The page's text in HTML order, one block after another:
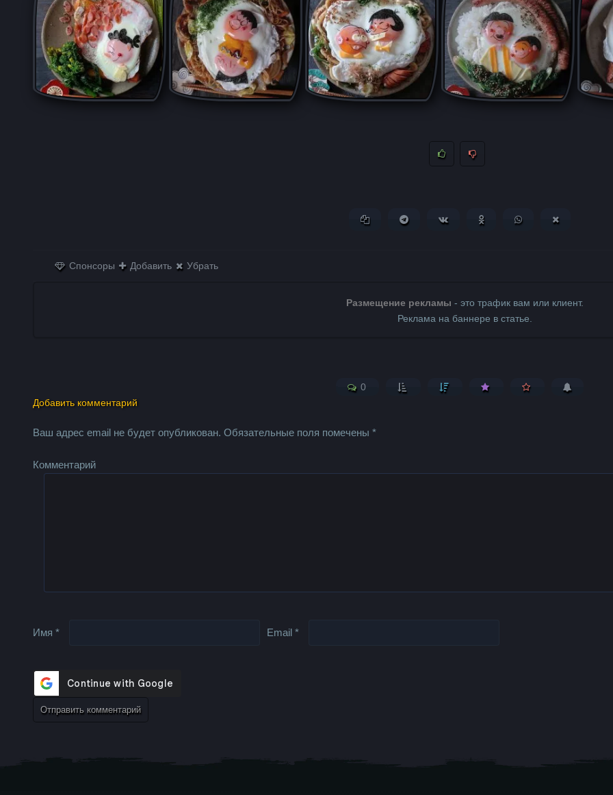
Копировать ссылкуПоделиться в Telegram
Поделиться ВКонтакте
Поделиться вПоделиться в
Спонсоры Добавить Убрать
Размещение рекламы - это трафик вам или клиент.
Реклама на баннере в статье.
0
Добавить комментарий
Ваш адрес email не будет опубликован. Обязательные поля помечены*
Комментарий
Имя* Email*